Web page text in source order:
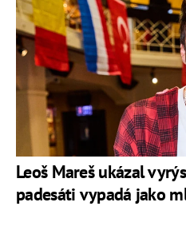
Leoš Mareš ukázal
padesáti vypadá jako